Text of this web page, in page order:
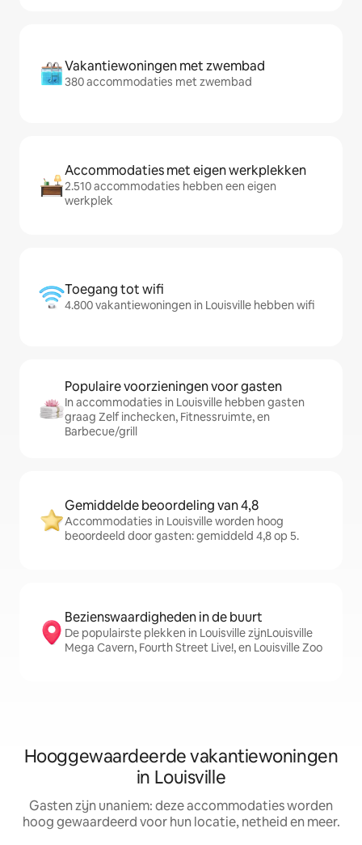
Vakantiewoningen met zwembad
380 accommodaties met zwembad
Accommodaties met eigen werkplekken
2.510 accommodaties hebben een eigen
werkplek
Toegang tot wifi
4.800 vakantiewoningen in Louisville hebben wifi
Populaire voorzieningen voor gasten
In accommodaties in Louisville hebben gasten
graag Zelf inchecken, Fitnessruimte, en
Barbecue/grill
Gemiddelde beoordeling van 4,8
Accommodaties in Louisville worden hoog
beoordeeld door gasten: gemiddeld 4,8 op 5.
Bezienswaardigheden in de buurt
De populairste plekken in Louisville zijnLouisville
Mega Cavern, Fourth Street Live!, en Louisville Zoo
Hooggewaardeerde vakantiewoningen
in Louisville
Gasten zijn unaniem: deze accommodaties worden
hoog gewaardeerd voor hun locatie, netheid en meer.